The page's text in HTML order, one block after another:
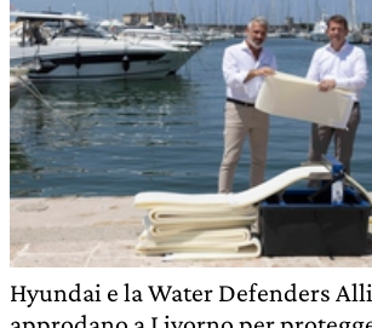
Hyundai e la Water Defenders